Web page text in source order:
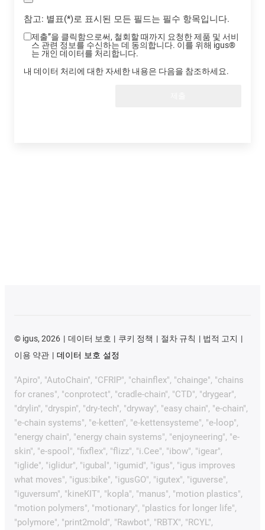
참고: 별표(*)로 표시된 모든 필드는 필수 항목입니다.
제출”을 클릭함으로써, 철회할 때까지 요청한 제품 및 서비
스 관련 정보를 수신하는 데 동의합니다. 이를 위해 igus®
는 개인 데이터를 처리합니다.
내 데이터 처리에 대한 자세한 내용은 다음을 참조하세요.
© igus, 2026 데이터 보호 쿠키 정책 절차 규칙
법적 고지
이용 약관
데이터 보호 설정
"Apiro", "AutoChain", "CFRIP", "chainflex", "chainge", "chains
for cranes", "conprotect", "cradle-chain", "CTD", "drygear",
"drylin", "dryspin", "dry-tech", "dryway", "easy chain", "e-chain",
"e-chain systems", "e-ketten", "e-kettensysteme", "e-loop",
"energy chain", "energy chain systems", "enjoyneering", "e-
skin", "e-spool", "fixflex", "flizz", "i.Cee", "ibow", "igear",
"iglide", "iglidur", "igubal", "igumid", "igus", "igus improves
what moves", "igus:bike", "igusGO", "igutex", "iguverse",
"iguversum", "kineKIT", "kopla", "manus", "motion plastics",
"motion polymers", "motionary", "plastics for longer life",
"polymore", "print2mold", "Rawbot", "RBTX", "RCYL",